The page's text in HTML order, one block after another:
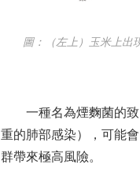
圖：（左上）玉米上出現
一種名為煙麴菌的致
重的肺部感染），可能
群帶來極高風險。